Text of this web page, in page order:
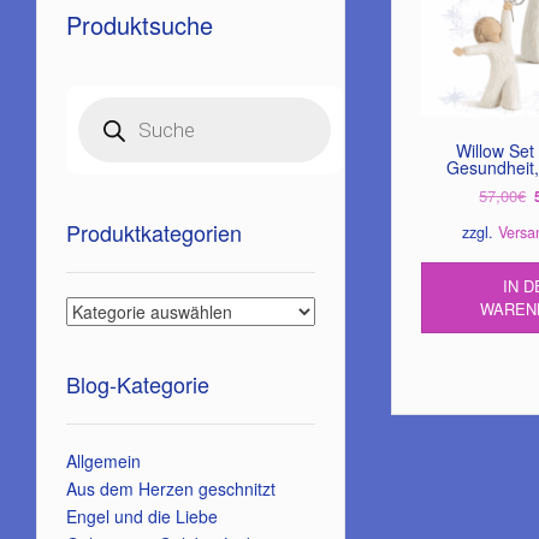
Willow
57,00€
zzgl.
IN
Produktsuche
search
Produktkategorien
Blog-Kategorie
Allgemein
Aus dem Herzen geschnitzt
Engel und die Liebe